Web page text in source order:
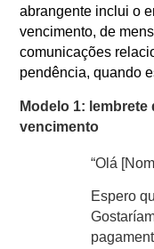
abrangente inclui o
vencimento, de
comunicações
pendência, quando
Modelo 1:
vencimento
“Olá
Espero